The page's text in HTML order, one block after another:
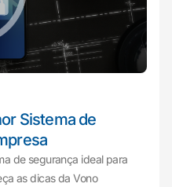
Sistema de
de segurança ideal para
as dicas da Vono